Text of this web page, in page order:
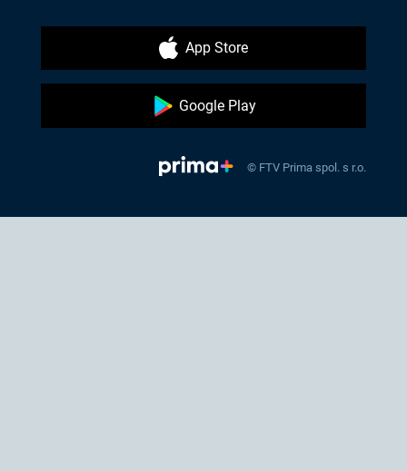
App Store
Google Play
© FTV Prima spol. s r.o.